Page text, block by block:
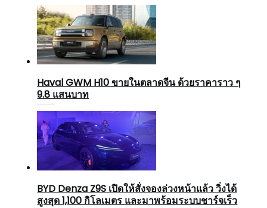
Haval GWM H10 ขายในตลาดจีน ด้วยราคาราว ๆ
9.8 แสนบาท
BYD Denza Z9S เปิดให้สั่งจองล่วงหน้าแล้ว วิ่งได้
สูงสุด 1,100 กิโลเมตร และมาพร้อมระบบชาร์จเร็ว